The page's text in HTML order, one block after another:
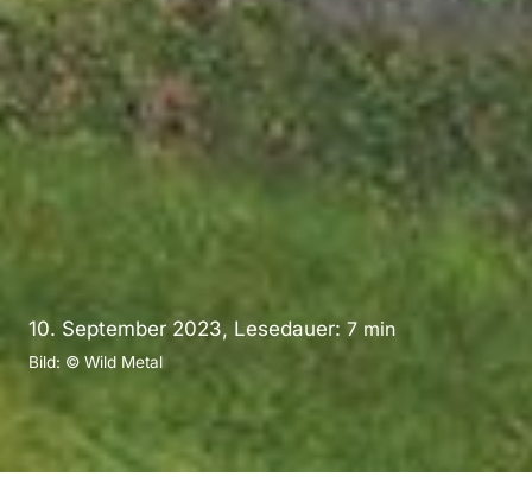
10. September 2023, Lesedauer: 7 min
Bild: © Wild Metal